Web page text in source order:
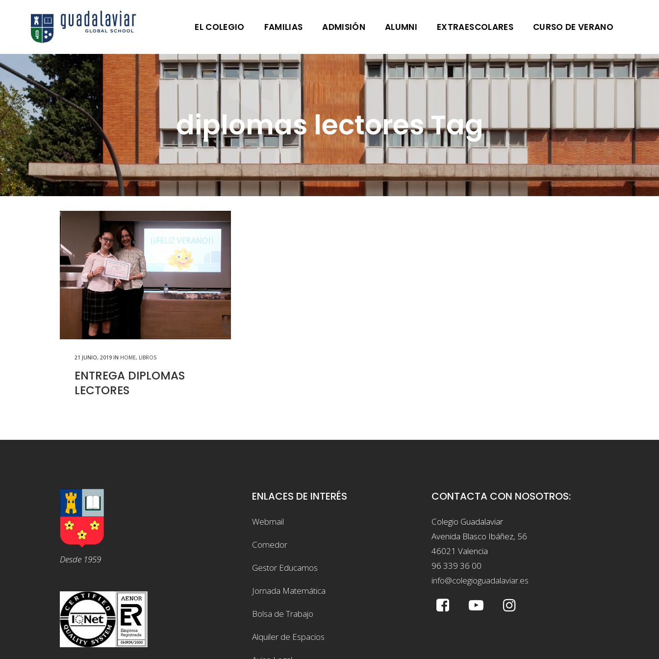
EL COLEGIO FAMILIAS ADMISIÓN ALUMNI EXTRAESCOLARES CURSO DE VERANO
diplomas lectores Tag
21 JUNIO, 2019 IN HOME, LIBROS
ENTREGA DIPLOMAS
LECTORES
Desde 1959
ENLACES DE INTERÉS
Webmail
Comedor
Gestor Educamos
Jornada Matemática
Bolsa de Trabajo
Alquiler de Espacios
CONTACTA CON NOSOTROS:
Colegio Guadalaviar
Avenida Blasco Ibáñez, 56
46021 Valencia
96 339 36 00
info@colegioguadalaviar.es